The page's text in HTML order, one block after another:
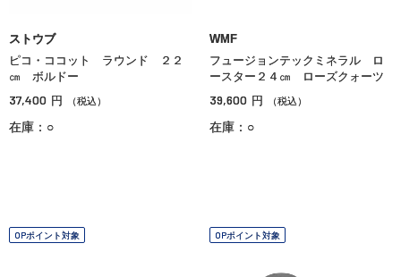
ストウブ
ピコ・ココット ラウンド ２２
㎝ ボルドー
37,400 円 （税込）
在庫：○
WMF
フュージョンテックミネラル ロ
ースター２４㎝ ローズクォーツ
39,600 円 （税込）
在庫：○
OPポイント対象 OPポイント対象